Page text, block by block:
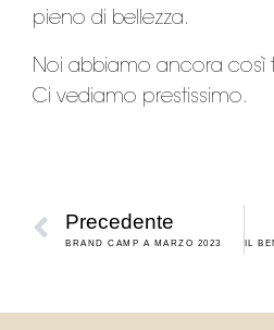
pieno di bellezza.
Noi abbiamo ancora così
Ci vediamo prestissimo.
Precedente
BRAND CAMP A MARZO 2023